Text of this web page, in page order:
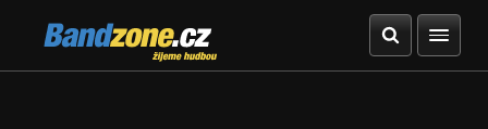
Bandzone.cz
žijeme hudbou